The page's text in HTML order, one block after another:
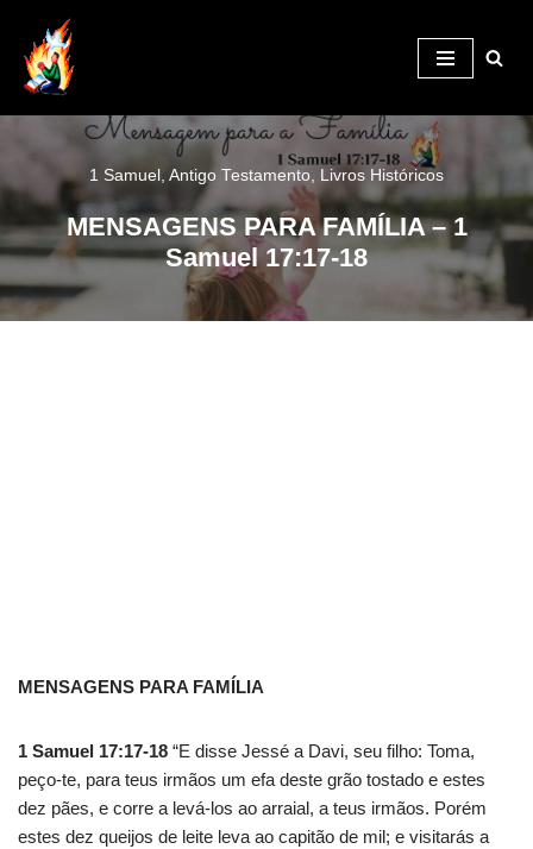
Pular
para
o
1 Samuel , Antigo Testamento, Livros Históricos
MENSAGENS PARA FAMÍLIA – 1
Samuel 17:17-18
MENSAGENS PARA FAMÍLIA
1 Samuel 17:17-18 “E disse Jessé a Davi, seu filho: Toma,
peço-te, para teus irmãos um efa deste grão tostado e estes
dez pães, e corre a levá-los ao arraial, a teus irmãos. Porém
estes dez queijos de leite leva ao capitão de mil; e visitarás a